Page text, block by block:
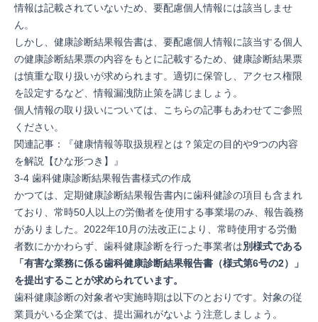
情報は記載されていないため、要配慮個人情報には該当しませ
ん。
しかし、健康診断結果報告書は、要配慮個人情報に該当する個人
の健康診断結果票の内容をもとに記載するため、健康診断結果票
は慎重な取り扱いが求められます。適切に保管し、アクセス権限
を設定するなど、情報漏洩防止策を講じましょう。
個人情報の取り扱いについては、こちらの記事もあわせてご参照
ください。
関連記事：『健康情報等取扱規程とは？策定の目的や9つの内容
を解説【ひな形つき】
』
3-4 歯科健康診断結果報告書様式の作成
かつては、定期健康診断結果報告書内に歯科健診の項目も含まれ
ており、常時50人以上の労働者を使用する事業場のみ、報告義務
がありました。2022年10月の法改正により、常時使用する労働
者数にかかわらず、歯科健康診断を行った事業者は別様式である
「有害な業務に係る歯科健康診断結果報告書（様式第6号の2）
」
を提出することが求められています。
歯科健康診断の対象者や実施時期は以下のとおりです。対象の従
業員がいる企業では、提出漏れがないよう注意しましょう。